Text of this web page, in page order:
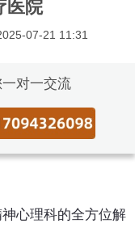
医院
07-21 11:31
对一交流
心理科的全方位解